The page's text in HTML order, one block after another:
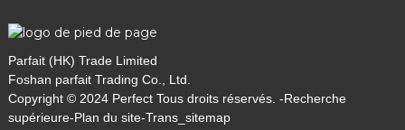
Parfait (HK) Trade Limited
Foshan parfait Trading Co., Ltd.
Copyright © 2024 Perfect Tous droits réservés. -Recherche
supérieure-Plan du site-Trans_sitemap